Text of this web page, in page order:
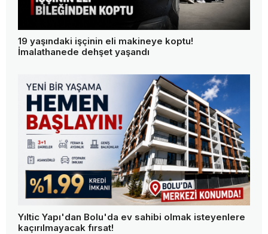
19 yaşındaki işçinin eli makineye koptu!
İmalathanede dehşet yaşandı
Yıltic Yapı'dan Bolu'da ev sahibi olmak isteyenlere
kaçırılmayacak fırsat!